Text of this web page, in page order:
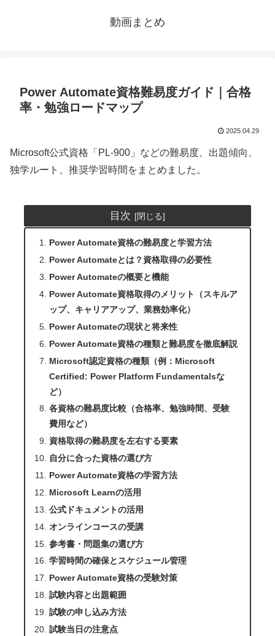
動画まとめ
Power Automate資格難易度ガイド｜合格
率・勉強ロードマップ
2025.04.29
Microsoft公式資格「PL-900」などの難易度、出題傾向、
独学ルート、推奨学習時間をまとめました。
目次
Power Automate資格の難易度と学習方法
Power Automateとは？資格取得の必要性
Power Automateの概要と機能
Power Automate資格取得のメリット（スキルア
ップ、キャリアアップ、業務効率化）
Power Automateの現状と将来性
Power Automate資格の種類と難易度を徹底解説
Microsoft認定資格の種類（例：Microsoft
Certified: Power Platform Fundamentalsな
ど）
各資格の難易度比較（合格率、勉強時間、受験
費用など）
資格取得の難易度を左右する要素
自分に合った資格の選び方
Power Automate資格の学習方法
Microsoft Learnの活用
公式ドキュメントの活用
オンラインコースの受講
参考書・問題集の選び方
学習時間の確保とスケジュール管理
Power Automate資格の受験対策
試験内容と出題範囲
試験の申し込み方法
試験当日の注意点